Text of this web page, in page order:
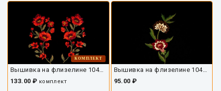
КОМПЛЕКТ
Вышивка на флизелине 10422ДВ-01
133.00 ₽ комплект
Вышивка на флизелине 10421ДВ-01
95.00 ₽